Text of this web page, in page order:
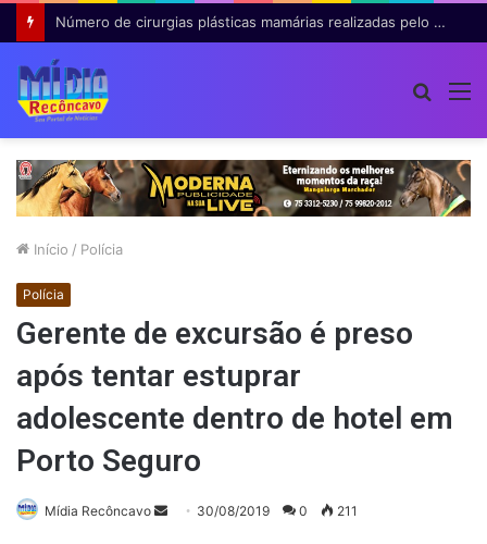
Número de cirurgias plásticas mamárias realizadas pelo SUS cresce 54% em dez anos
Início / Polícia
Polícia
Gerente de excursão é preso
após tentar estuprar
adolescente dentro de hotel em
Porto Seguro
Mídia Recôncavo
Mande30/08/2019 0 211